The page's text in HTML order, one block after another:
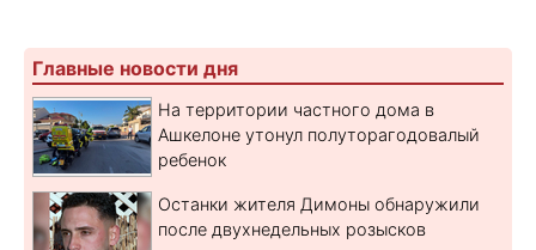
Главные новости дня
На территории частного дома в
Ашкелоне утонул полуторагодовалый
ребенок
Останки жителя Димоны обнаружили
после двухнедельных розысков